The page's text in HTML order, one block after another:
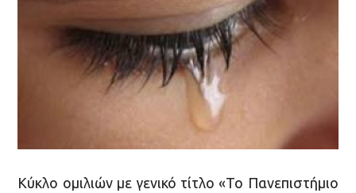
Κύκλο ομιλιών με γενικό τίτλο «Το Πανεπιστήμιο